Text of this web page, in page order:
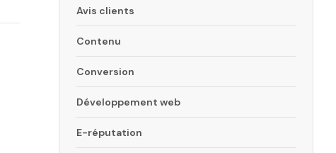
Avis clients
Contenu
Conversion
Développement web
E-réputation